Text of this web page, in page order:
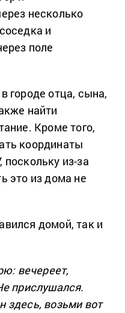
несколько
и
поле
городе отца, сына,
найти
Кроме того,
координаты
из-за
это из дома не
домой, так и
вечереет,
прислушался.
здесь, возьми вот